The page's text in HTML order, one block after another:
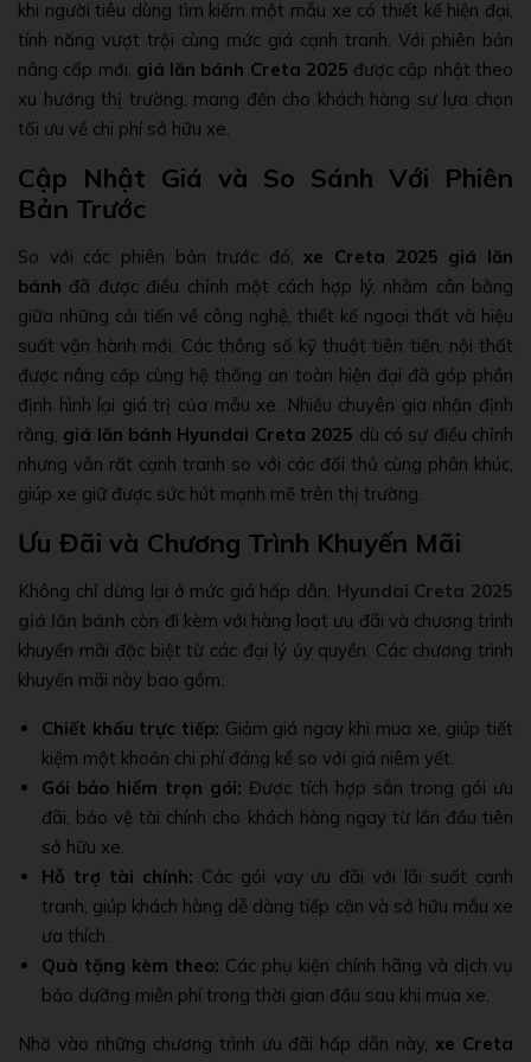
khi người tiêu dùng tìm kiếm một mẫu xe có thiết kế hiện đại,
tính năng vượt trội cùng mức giá cạnh tranh. Với phiên bản
nâng cấp mới, giá lăn bánh Creta 2025 được cập nhật theo
xu hướng thị trường, mang đến cho khách hàng sự lựa chọn
tối ưu về chi phí sở hữu xe.
Cập Nhật Giá và So Sánh Với Phiên
Bản Trước
So với các phiên bản trước đó,xe Creta 2025 giá lăn
bánh đã được điều chỉnh một cách hợp lý, nhằm cân bằng
giữa những cải tiến về công nghệ, thiết kế ngoại thất và hiệu
suất vận hành mới. Các thông số kỹ thuật tiên tiến, nội thất
được nâng cấp cùng hệ thống an toàn hiện đại đã góp phần
định hình lại giá trị của mẫu xe. Nhiều chuyên gia nhận định
rằng, giá lăn bánh Hyundai Creta 2025 dù có sự điều chỉnh
nhưng vẫn rất cạnh tranh so với các đối thủ cùng phân khúc,
giúp xe giữ được sức hút mạnh mẽ trên thị trường.
Ưu Đãi và Chương Trình Khuyến Mãi
Không chỉ dừng lại ở mức giá hấp dẫn, Hyundai Creta 2025
giá lăn bánh còn đi kèm với hàng loạt ưu đãi và chương trình
khuyến mãi đặc biệt từ các đại lý ủy quyền. Các chương trình
khuyến mãi này bao gồm:
Chiết khấu trực tiếp: Giảm giá ngay khi mua xe, giúp tiết
kiệm một khoản chi phí đáng kể so với giá niêm yết.
Gói bảo hiểm trọn gói: Được tích hợp sẵn trong gói ưu
đãi, bảo vệ tài chính cho khách hàng ngay từ lần đầu tiên
sở hữu xe.
Hỗ trợ tài chính: Các gói vay ưu đãi với lãi suất cạnh
tranh, giúp khách hàng dễ dàng tiếp cận và sở hữu mẫu xe
ưa thích.
Quà tặng kèm theo: Các phụ kiện chính hãng và dịch vụ
bảo dưỡng miễn phí trong thời gian đầu sau khi mua xe.
Nhờ vào những chương trình ưu đãi hấp dẫn này,xe Creta